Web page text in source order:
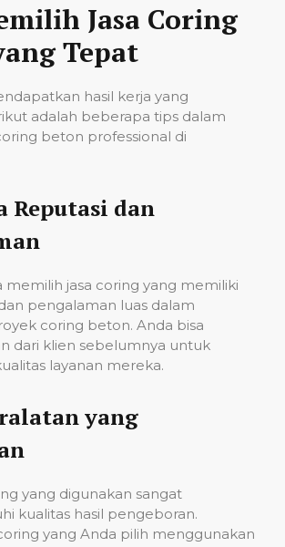
Jasa Coring
Tepat
hasil kerja yang
adalah beberapa tips dalam
beton professional di
Reputasi dan
memilih jasa coring yang memiliki
pengalaman luas dalam
coring beton. Anda bisa
dari klien sebelumnya untuk
layanan mereka.
yang
yang digunakan sangat
kualitas hasil pengeboran.
yang Anda pilih menggunakan